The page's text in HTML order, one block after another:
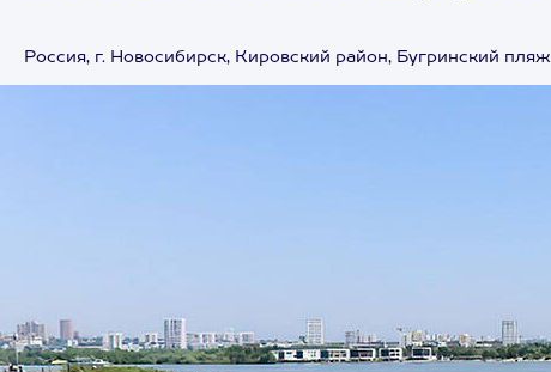
Россия, г. Новосибирск, Кировский район, Бугринский пляж